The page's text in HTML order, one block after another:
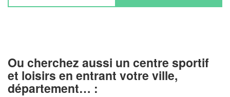
Ou cherchez aussi un centre sportif
et loisirs en entrant votre ville,
département… :